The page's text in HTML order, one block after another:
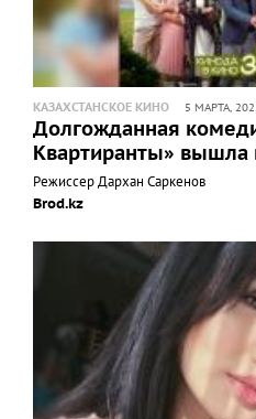
КАЗАХСТАНСКОЕ КИНО 5 МАРТА,
Долгожданная
Квартиранты» вышла
Режиссер Дархан Саркенов
Brod.kz